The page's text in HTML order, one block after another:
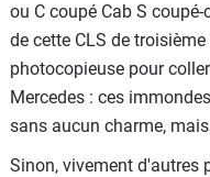
ou C coupé Cab S
de cette CLS de
photocopieuse pour
Mercedes : ces
sans aucun charme,
Sinon, vivement d'autres